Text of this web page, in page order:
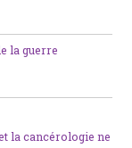
la guerre
la cancérologie ne